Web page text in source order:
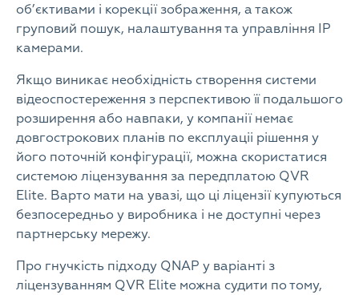
об’єктивами і корекції зображення, а також
груповий пошук, налаштування та управління IP
камерами.
Якщо виникає необхідність створення системи
відеоспостереження з перспективою її подальшого
розширення або навпаки, у компанії немає
довгострокових планів по експлуаціі рішення у
його поточній конфігурації, можна скористатися
системою ліцензування за передплатою QVR
Elite. Варто мати на увазі, що ці ліцензії купуються
безпосередньо у виробника і не доступні через
партнерську мережу.
Про гнучкість підходу QNAP у варіанті з
ліцензуванням QVR Elite можна судити по тому,